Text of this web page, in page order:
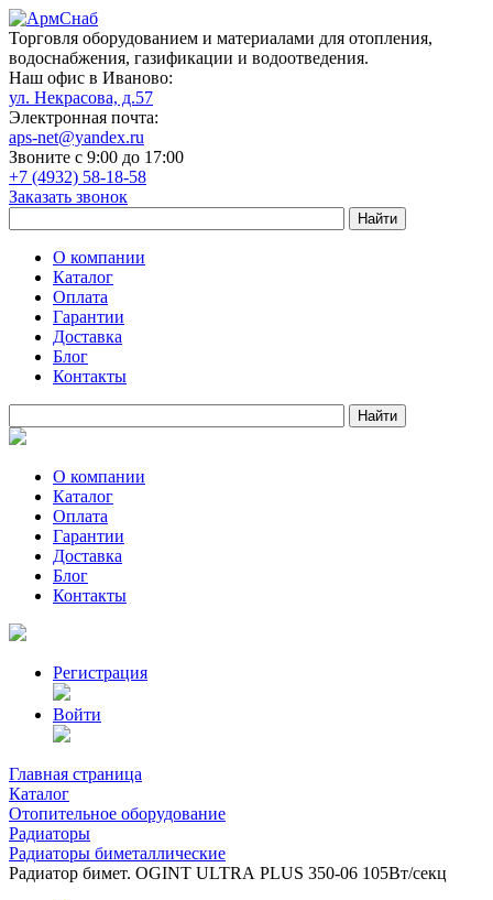
Торговля оборудованием и материалами для отопления,
водоснабжения, газификации и водоотведения.
Наш офис в Иваново:
ул. Некрасова, д.57
Электронная почта:
aps-net@yandex.ru
Звоните с 9:00 до 17:00
+7 (4932) 58-18-58
Заказать звонок
О компании
Каталог
Оплата
Гарантии
Доставка
Блог
Контакты
О компании
Каталог
Оплата
Гарантии
Доставка
Блог
Контакты
Регистрация
Войти
Главная страница
Каталог
Отопительное оборудование
Радиаторы
Радиаторы биметаллические
Радиатор бимет. OGINT ULTRА PLUS 350-06 105Вт/секц